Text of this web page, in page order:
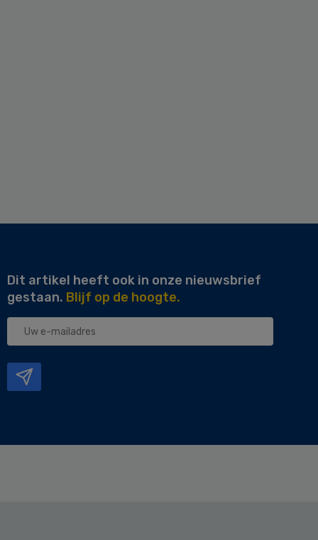
Dit artikel heeft ook in onze nieuwsbrief
gestaan. Blijf op de hoogte.
Uw